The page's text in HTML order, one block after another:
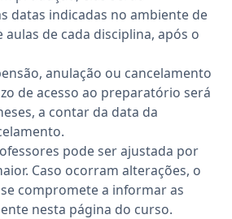
datas indicadas no ambiente de
aulas de cada disciplina, após o
anulação ou cancelamento
de acesso ao preparatório será
a contar da data da
pode ser ajustada por
Caso ocorram alterações, o
compromete a informar as
nesta página do curso.